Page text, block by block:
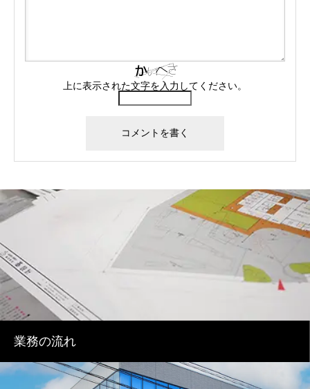
上に表示された文字を入力してください。
業務の流れ